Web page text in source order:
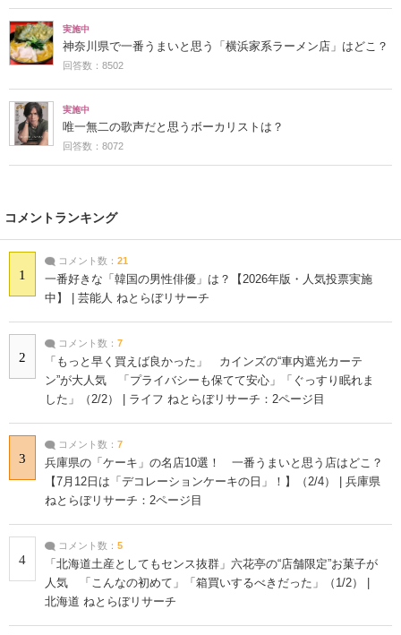
実施中
神奈川県で一番うまいと思う「横浜家系ラーメン店」はどこ？
回答数：8502
実施中
唯一無二の歌声だと思うボーカリストは？
回答数：8072
コメントランキング
1
コメント数： 21
一番好きな「韓国の男性俳優」は？【2026年版・人気投票実施
中】 | 芸能人 ねとらぼリサーチ
2
コメント数： 7
「もっと早く買えば良かった」 カインズの“車内遮光カーテ
ン”が大人気 「プライバシーも保てて安心」「ぐっすり眠れま
した」（2/2） | ライフ ねとらぼリサーチ：2ページ目
3
コメント数： 7
兵庫県の「ケーキ」の名店10選！ 一番うまいと思う店はどこ？
【7月12日は「デコレーションケーキの日」！】（2/4） | 兵庫県
ねとらぼリサーチ：2ページ目
4
コメント数： 5
「北海道土産としてもセンス抜群」六花亭の“店舗限定”お菓子が
人気 「こんなの初めて」「箱買いするべきだった」（1/2） |
北海道 ねとらぼリサーチ